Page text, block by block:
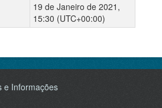
19 de Janeiro de 2021,
15:30 (UTC+00:00)
e Informações